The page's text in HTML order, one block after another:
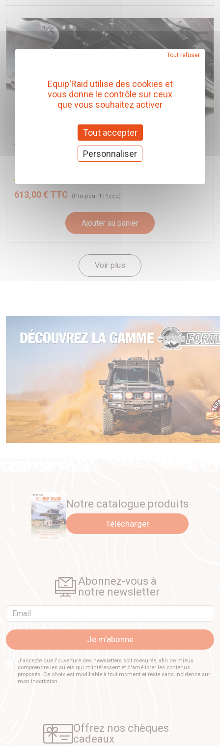
BLINDAGE BOITE DE TRANSFERT + RESERVOIR
ADBLUE 8mm N4 POUR TOYOTA HILUX REVO A
PARTIR DE 2016
N4-Offroad
613,00 € TTC (Prix pour 1 Pièce)
Ajouter au panier
Voir plus
Notre catalogue produits
Télécharger
Abonnez-vous à
notre newsletter
Email
Je m'abonne
J'accepte que l'ouverture des newsletters soit mesurée, afin de mieux
comprendre les sujets qui m'intéressent et d'améliorer les contenus
proposés. Ce choix est modifiable à tout moment et reste sans incidence sur
mon inscription.
Offrez nos chèques
cadeaux
Equip'Raid utilise des cookies et
vous donne le contrôle sur ceux
que vous souhaitez activer
Tout accepter
Tout refuser
Personnaliser